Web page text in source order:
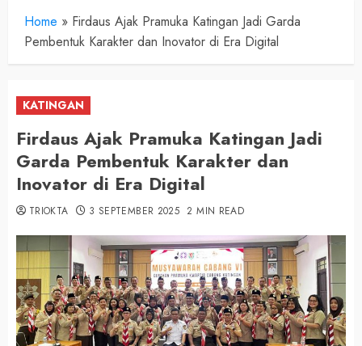
Home » Firdaus Ajak Pramuka Katingan Jadi Garda
Pembentuk Karakter dan Inovator di Era Digital
KATINGAN
Firdaus Ajak Pramuka Katingan Jadi
Garda Pembentuk Karakter dan
Inovator di Era Digital
TRIOKTA 3 SEPTEMBER 2025 2 MIN READ